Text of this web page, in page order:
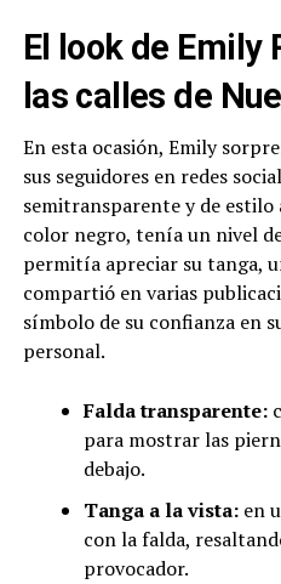
El look de Emily
las calles de
En esta ocasión, Emily
sus seguidores en redes
semitransparente y de estilo
color negro, tenía un nivel
permitía apreciar su tanga,
compartió en varias
símbolo de su confianza en
personal.
Falda transparente:
para mostrar las
debajo.
Tanga a la vista:en
con la falda,
provocador.